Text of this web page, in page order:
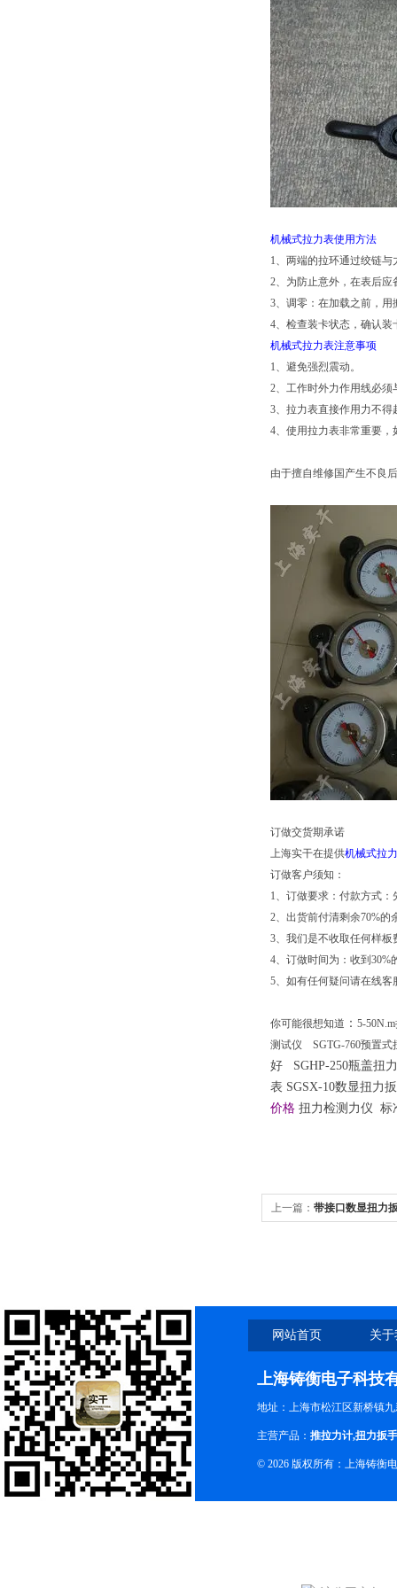
机械式拉力表使用方法
1、两端的拉环通过绞链
2、为防止意外，在表后
3、调零：在加载之前，
4、检查装卡状态，确认
机械式拉力表注意事项
1、避免强烈震动。
2、工作时外力作用线必
3、拉力表直接作用力不
4、使用拉力表非常重要
由于擅自维修国产生不良
订做交货期承诺
上海实干在提供机械式拉
订做客户须知：
1、订做要求：付款方式：
2、出货前付清剩余70%的
3、我们是不收取任何样板
4、订做时间为：收到30%
5、如有任何疑问请在线客
你可能很想知道 ： 5-
测试仪
SGTG-760预置
好
SGHP-250瓶盖扭
表 SGSX-10数显扭力
价格 扭力检测力仪
上一篇： 带接口数显扭力
网站首页 关
上海铸衡电子科技
地址：上海市松江区新桥镇
主营产品： 推拉力计,扭力扳手
© 2026 版权所有：上海铸衡